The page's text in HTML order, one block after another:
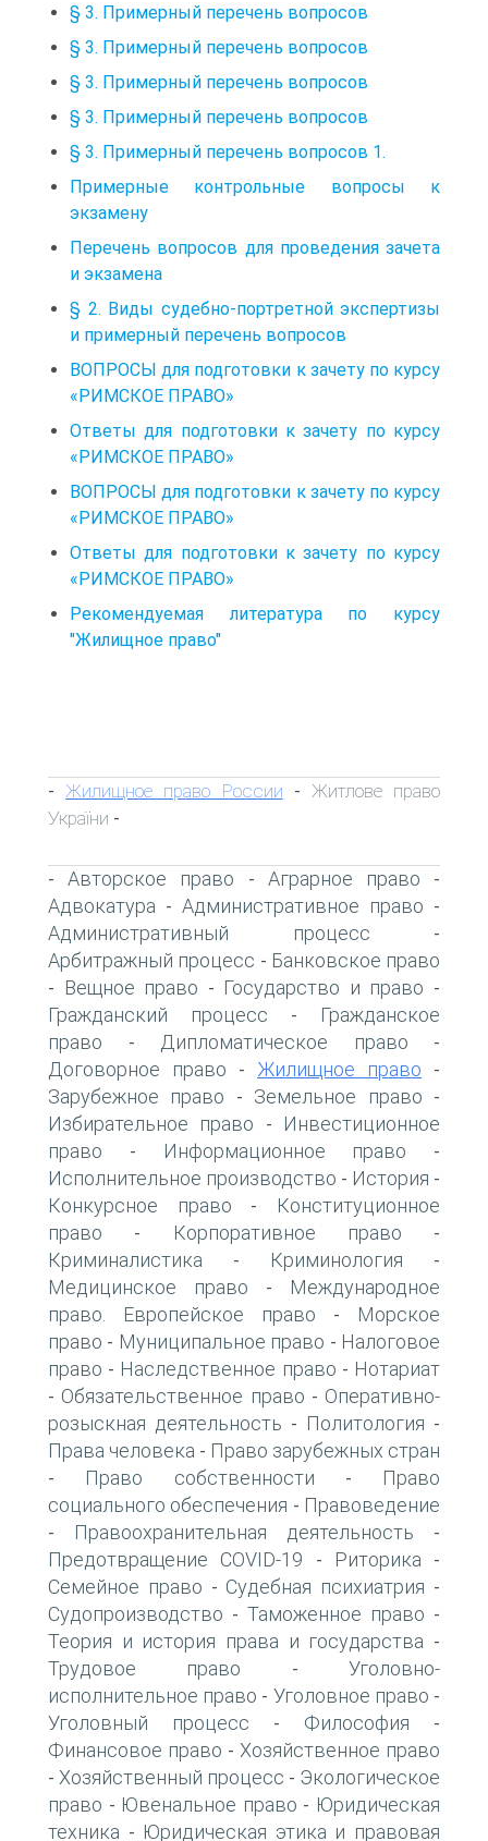
§ 3. Примерный перечень вопросов
§ 3. Примерный перечень вопросов
§ 3. Примерный перечень вопросов
§ 3. Примерный перечень вопросов
§ 3. Примерный перечень вопросов 1.
Примерные контрольные вопросы к
экзамену
Перечень вопросов для проведения зачета
и экзамена
§ 2. Виды судебно-портретной экспертизы
и примерный перечень вопросов
ВОПРОСЫ для подготовки к зачету по курсу
«РИМСКОЕ ПРАВО»
Ответы для подготовки к зачету по курсу
«РИМСКОЕ ПРАВО»
ВОПРОСЫ для подготовки к зачету по курсу
«РИМСКОЕ ПРАВО»
Ответы для подготовки к зачету по курсу
«РИМСКОЕ ПРАВО»
Рекомендуемая литература по курсу
"Жилищное право"
- Жилищное право России - Житлове право
України -
-Авторское право - Аграрное право -
Адвокатура - Административное право -
Административный процесс -
Арбитражный процесс - Банковское право
- Вещное право - Государство и право -
Гражданский процесс -
Гражданское
право - Дипломатическое право -
Договорное право - Жилищное право -
Зарубежное право - Земельное право -
Избирательное право -
Инвестиционное
право - Информационное право -
Исполнительное производство - История -
Конкурсное право -
Конституционное
право - Корпоративное право -
Криминалистика - Криминология -
Медицинское право -
Международное
право. Европейское право -
Морское
право - Муниципальное право - Налоговое
право - Наследственное право - Нотариат
- Обязательственное право - Оперативно-
розыскная деятельность - Политология -
Права человека - Право зарубежных стран
- Право собственности -
Право
социального обеспечения - Правоведение
- Правоохранительная деятельность -
Предотвращение COVID-19 - Риторика -
Семейное право - Судебная психиатрия -
Судопроизводство - Таможенное право -
Теория и история права и государства -
Трудовое право -Уголовно-
исполнительное право - Уголовное право -
Уголовный процесс - Философия -
Финансовое право - Хозяйственное право
- Хозяйственный процесс - Экологическое
право - Ювенальное право - Юридическая
техника - Юридическая этика и правовая